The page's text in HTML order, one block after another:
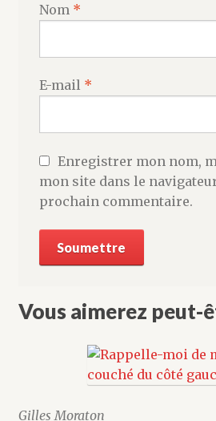
Nom *
E-mail *
Enregistrer mon nom,
mon site dans le
prochain commentaire.
Vous aimerez peut-
Gilles Moraton